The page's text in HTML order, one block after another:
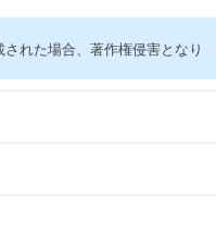
れた場合、著作権侵害となり